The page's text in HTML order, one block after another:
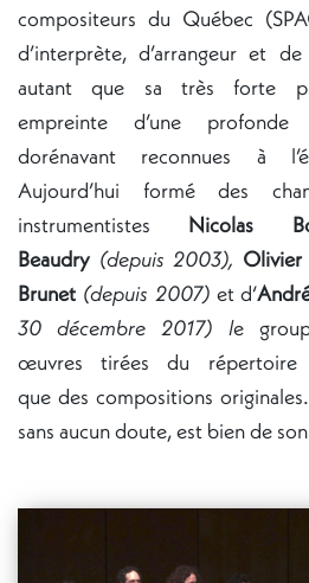
compositeurs du Québec
d’interprète, d’arrangeur et
autant que sa très forte
empreinte d’une profonde
dorénavant reconnues à
Aujourd’hui formé des
instrumentistes Nicolas
Beaudry (depuis 2003), Olivier
Brunet (depuis 2007)et d‘
30 décembre 2017) le
œuvres tirées du répertoire
que des compositions
sans aucun doute, est bien de